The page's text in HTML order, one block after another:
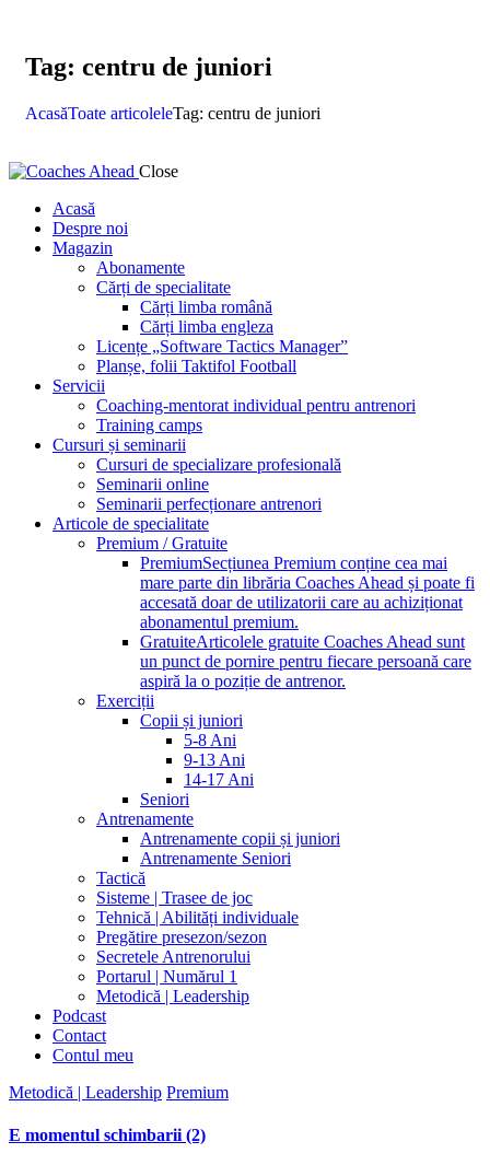
Tag: centru de juniori
AcasăToate articoleleTag: centru de juniori
Close
Acasă
Despre noi
Magazin
Abonamente
Cărți de specialitate
Cărți limba română
Cărți limba engleza
Licențe „Software Tactics Manager”
Planșe, folii Taktifol Football
Servicii
Coaching-mentorat individual pentru antrenori
Training camps
Cursuri și seminarii
Cursuri de specializare profesională
Seminarii online
Seminarii perfecționare antrenori
Articole de specialitate
Premium / Gratuite
PremiumSecțiunea Premium conține cea mai
mare parte din librăria Coaches Ahead și poate fi
accesată doar de utilizatorii care au achiziționat
abonamentul premium.
GratuiteArticolele gratuite Coaches Ahead sunt
un punct de pornire pentru fiecare persoană care
aspiră la o poziție de antrenor.
Exerciții
Copii și juniori
5-8 Ani
9-13 Ani
14-17 Ani
Seniori
Antrenamente
Antrenamente copii și juniori
Antrenamente Seniori
Tactică
Sisteme | Trasee de joc
Tehnică | Abilități individuale
Pregătire presezon/sezon
Secretele Antrenorului
Portarul | Numărul 1
Metodică | Leadership
Podcast
Contact
Contul meu
Metodică | Leadership Premium
E momentul schimbarii (2)